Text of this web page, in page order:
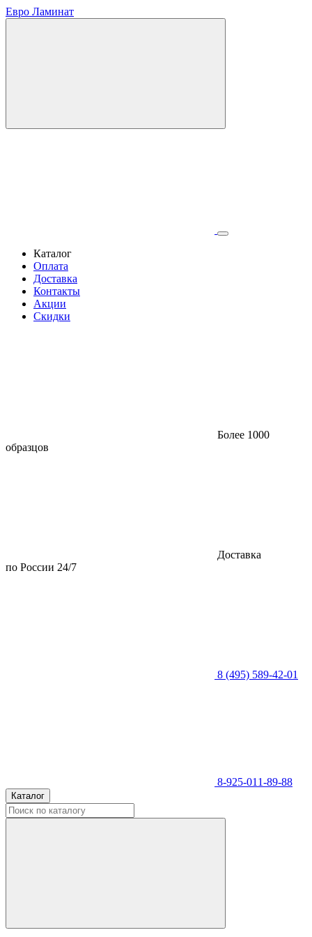
Евро Ламинат
Каталог
Оплата
Доставка
Контакты
Акции
Скидки
Более 1000
образцов
Доставка
по России 24/7
8 (495) 589-42-01
8-925-011-89-88
Каталог